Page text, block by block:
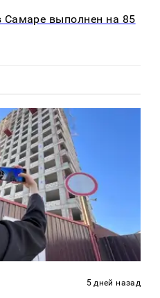
выполнен на 85
5 дней назад